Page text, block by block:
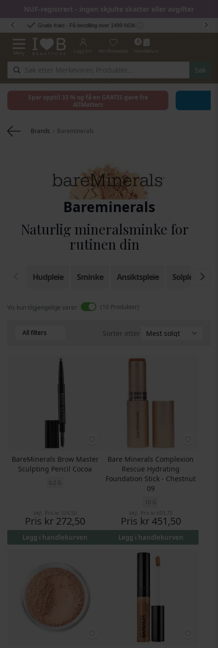
NUF-registrert - ingen skjulte skatter eller avgifter
Hopp til innhold
Rask Levering - 2-5 dager
Toggle Nav
Meny
Søk
Logg Inn Min Ønskeliste
0
Handlekurv
Spar opptil 33 % og få en GRATIS gave fra
AllMatters
Brands Bareminerals
Bareminerals
Naturlig mineralsminke for
rutinen din
Hudpleie Sminke Ansiktspleie Solpleie
Vis kun tilgjengelige varer 10 Produkter
All filters Sorter etter
BareMinerals Brow Master
Sculpting Pencil Cocoa
0,2 G
Vejl. Pris kr 324,50
Pris kr 272,50
Legg i handlekurven
Bare Minerals Complexion
Rescue Hydrating
Foundation Stick - Chestnut
09
10 G
Vejl. Pris kr 603,75
Pris kr 451,50
Legg i handlekurven